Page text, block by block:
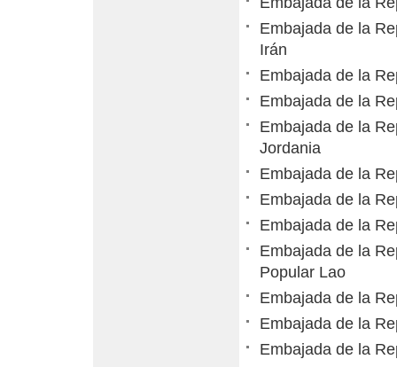
Embajada de la
Irán
Embajada de la
Embajada de la
Embajada de la
Jordania
Embajada de la
Embajada de la
Embajada de la
Embajada de la
Popular Lao
Embajada de la
Embajada de la
Embajada de la